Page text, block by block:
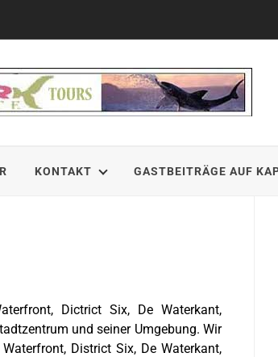
KONTAKT GASTBEITRÄGE AUF
Dictrict Six, De Waterkant,
und seiner Umgebung. Wir
District Six, De Waterkant,